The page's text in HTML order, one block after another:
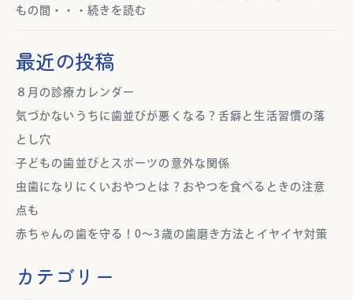
もの間・・・続きを読む
最近の投稿
８月の診療カレンダー
気づかないうちに歯並びが悪くなる？舌癖と生活習慣の落
とし穴
子どもの歯並びとスポーツの意外な関係
虫歯になりにくいおやつとは？おやつを食べるときの注意
点も
赤ちゃんの歯を守る！0～3歳の歯磨き方法とイヤイヤ対策
カテゴリー